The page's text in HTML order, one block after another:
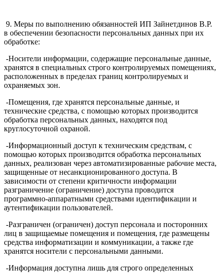
9. Меры по выполнению обязанностей ИП Зайнетдинов В.Р.
в обеспечении безопасности персональных данных при их
обработке:
-Носители информации, содержащие персональные данные,
хранятся в специальных строго контролируемых помещениях,
расположенных в пределах границ контролируемых и
охраняемых зон.
-Помещения, где хранятся персональные данные, и
технические средства, с помощью которых производится
обработка персональных данных, находятся под
круглосуточной охраной.
-Информационный доступ к техническим средствам, с
помощью которых производится обработка персональных
данных, реализован через автоматизированные рабочие места,
защищенные от несанкционированного доступа. В
зависимости от степени критичности информации
разграничение (ограничение) доступа проводится
программно-аппаратными средствами идентификации и
аутентификации пользователей.
-Разграничен (ограничен) доступ персонала и посторонних
лиц в защищаемые помещения и помещения, где размещены
средства информатизации и коммуникации, а также где
хранятся носители с персональными данными.
-Информация доступна лишь для строго определенных